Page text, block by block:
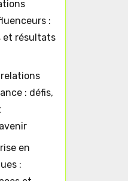
:
et résultats
relations
: défis,
en
: